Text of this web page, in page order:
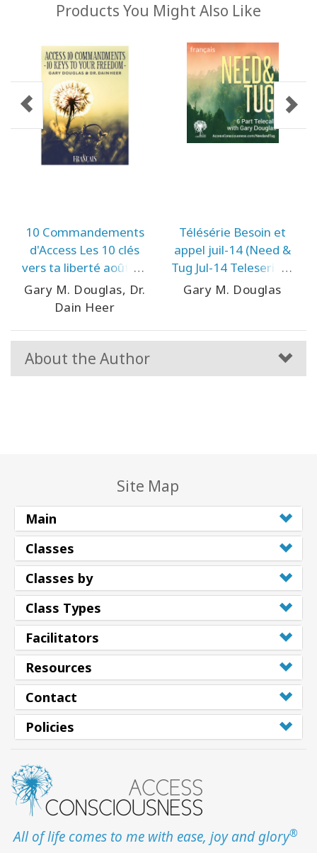
Products You Might Also Like
10 Commandements
d'Access Les 10 clés
vers ta liberté août-11
Télésérie (Access 10
Commandments -
Gary M. Douglas, Dr.
Dain Heer
Télésérie Besoin et
appel juil-14 (Need &
Tug Jul-14 Teleseries -
French)
Gary M. Douglas
About the Author
Site Map
Main
Classes
Classes by
Class Types
Facilitators
Resources
Contact
Policies
All of life comes to me with ease, joy and glory®